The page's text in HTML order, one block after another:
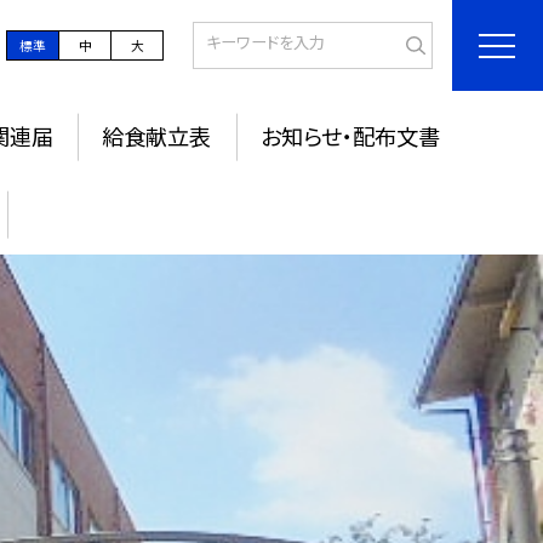
標準 中 大
連届 給食献立表 お知らせ・配布文書